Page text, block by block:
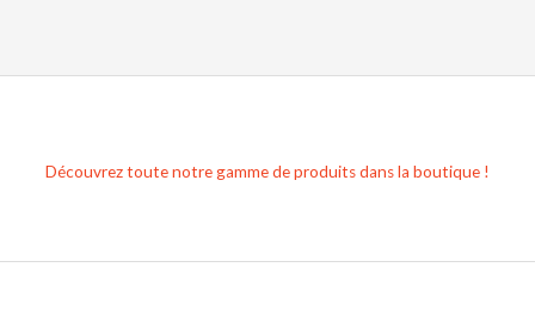
Découvrez toute notre gamme de produits dans la boutique !